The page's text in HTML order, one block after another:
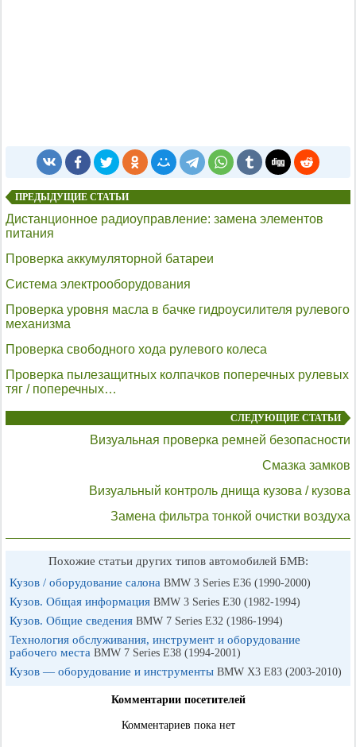
ПРЕДЫДУЩИЕ СТАТЬИ
Дистанционное радиоуправление: замена элементов
питания
Проверка аккумуляторной батареи
Система электрооборудования
Проверка уровня масла в бачке гидроусилителя рулевого
механизма
Проверка свободного хода рулевого колеса
Проверка пылезащитных колпачков поперечных рулевых
тяг / поперечных…
СЛЕДУЮЩИЕ СТАТЬИ
Визуальная проверка ремней безопасности
Смазка замков
Визуальный контроль днища кузова / кузова
Замена фильтра тонкой очистки воздуха
Похожие статьи других типов автомобилей БМВ:
Кузов / оборудование салона BMW 3 Series E36 (1990-2000)
Кузов. Общая информация BMW 3 Series E30 (1982-1994)
Кузов. Общие сведения BMW 7 Series E32 (1986-1994)
Технология обслуживания, инструмент и оборудование
рабочего места BMW 7 Series E38 (1994-2001)
Кузов — оборудование и инструменты BMW X3 E83 (2003-2010)
Комментарии посетителей
Комментариев пока нет